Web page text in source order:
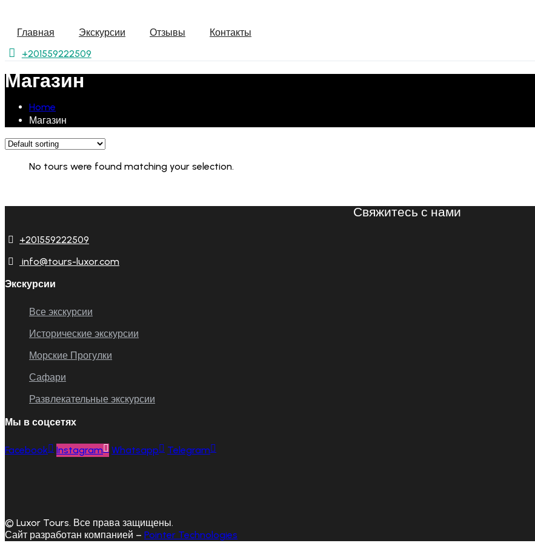
Главная Экскурсии Отзывы
Контакты
+201559222509
Магазин
Home
Магазин
No tours were found matching your selection.
Свяжитесь с нами
+201559222509
info@tours-luxor.com
Экскурсии
Все экскурсии
Исторические экскурсии
Морские Прогулки
Сафари
Развлекательные экскурсии
Мы в соцсетях
Facebook Instagram Whatsapp Telegram
© Luxor Tours. Все права защищены.
Сайт разработан компанией – Pointer Technologies